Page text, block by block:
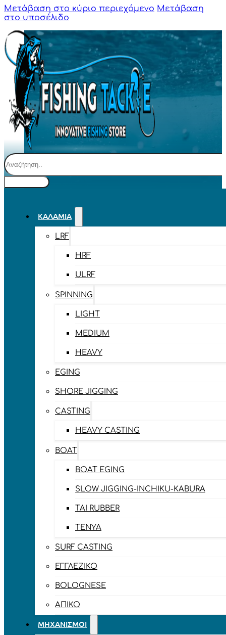
Μετάβαση στο κύριο περιεχόμενο Μετάβαση
στο υποσέλιδο
Αναζήτηση
ΚΑΛΆΜΙΑ
LRF
HRF
ULRF
SPINNING
LIGHT
MEDIUM
HEAVY
EGING
SHORE JIGGING
CASTING
HEAVY CASTING
BOAT
BOAT EGING
SLOW JIGGING-INCHIKU-KABURA
TAI RUBBER
TENYA
SURF CASTING
ΕΓΓΛΈΖΙΚΟ
BOLOGNESE
ΑΠΊΚΟ
ΜΗΧΑΝΙΣΜΟΊ